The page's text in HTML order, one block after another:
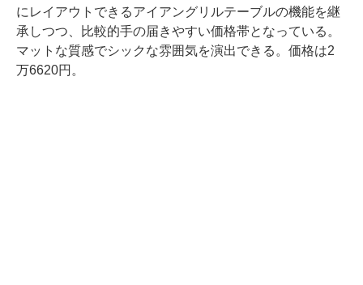
にレイアウトできるアイアングリルテーブルの機能を継
承しつつ、比較的手の届きやすい価格帯となっている。
マットな質感でシックな雰囲気を演出できる。価格は2
万6620円。